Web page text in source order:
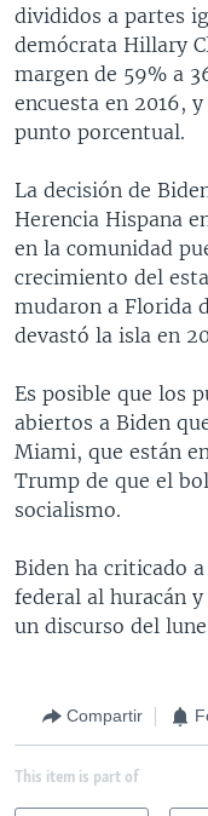
divididos a partes
demócrata Hillary
margen de 59% a
encuesta en 2016,
punto porcentual.
La decisión de
Herencia Hispana
en la comunidad
crecimiento del
mudaron a Florida
devastó la isla en
Es posible que los
abiertos a Biden
Miami, que están
Trump de que el
socialismo.
Biden ha criticado
federal al huracán
un discurso del
Compartir
This item is part of